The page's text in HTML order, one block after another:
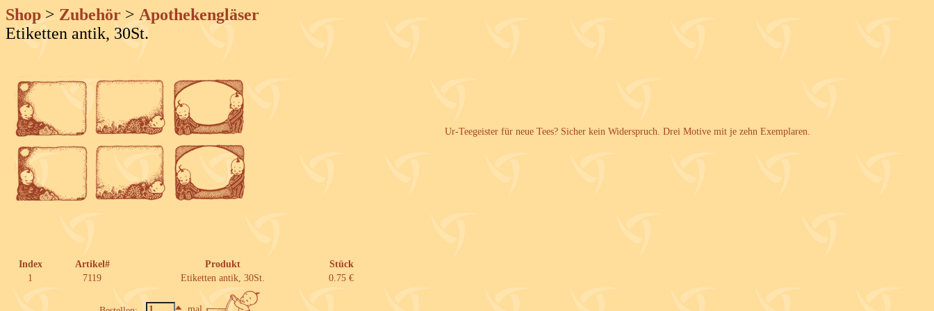
Shop > Zubehör > Apothekengläser
Etiketten antik, 30St.
Ur-Teegeister für neue Tees? Sicher kein Widerspruch. Drei Motive mit je zehn Exemplaren.
Index Artikel# Produkt
Stück
1
7119 Etiketten antik, 30St. 0.75 €